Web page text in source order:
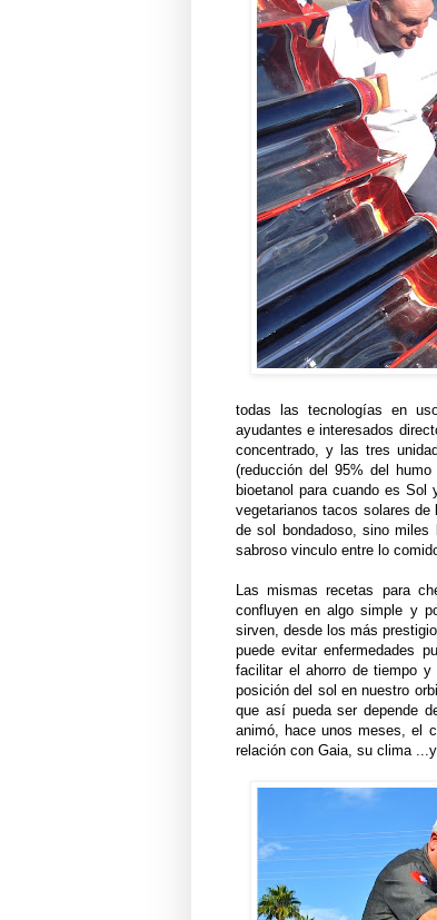
todas las tecnologías en
ayudantes e interesados
concentrado, y las tres
(reducción del 95% del
bioetanol para cuando es Sol
vegetarianos tacos solares
de sol bondadoso, sino
sabroso vinculo entre lo
Las mismas recetas para
confluyen en algo simple y
sirven, desde los más
puede evitar enfermedades
facilitar el ahorro de tiempo
posición del sol en nuestro
que así pueda ser depende
animó, hace unos meses, el
relación con Gaia, su clima